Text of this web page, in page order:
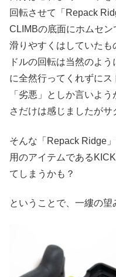
回転させて「Repack
CLIMBの底面にホムセン
滑りやすくはしていた
ドルの回転は当然のよ
に全然行ってくれずに
「劣悪」としか言いよ
さだけは感じましたがサ
そんな「Repack Ridge
用のアイテムである
てしまうかも？
ということで、一縷の望